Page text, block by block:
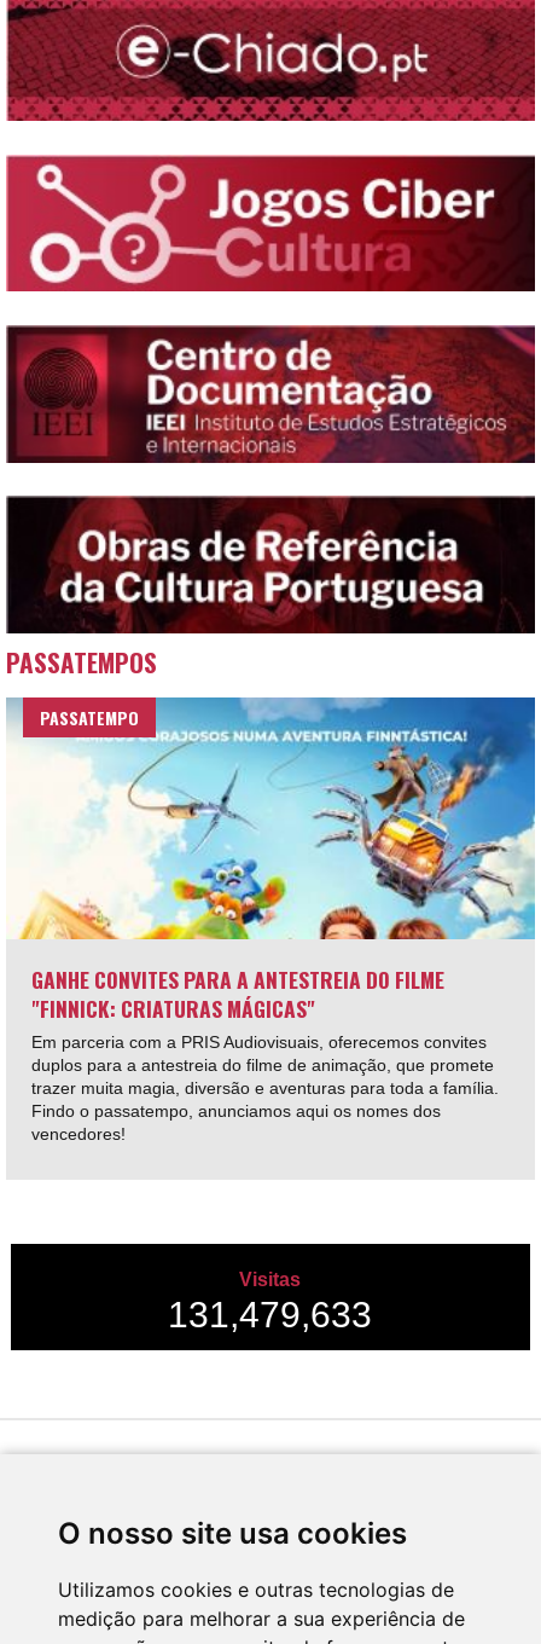
O nosso site usa cookies
Utilizamos cookies e outras tecnologias de
medição para melhorar a sua experiência de
PASSATEMPOS
PASSATEMPO
GANHE CONVITES PARA A ANTESTREIA DO FILME
"FINNICK: CRIATURAS MÁGICAS"
Em parceria com a PRIS Audiovisuais, oferecemos convites
duplos para a antestreia do filme de animação, que promete
trazer muita magia, diversão e aventuras para toda a família.
Findo o passatempo, anunciamos aqui os nomes dos
vencedores!
Visitas
131,479,633